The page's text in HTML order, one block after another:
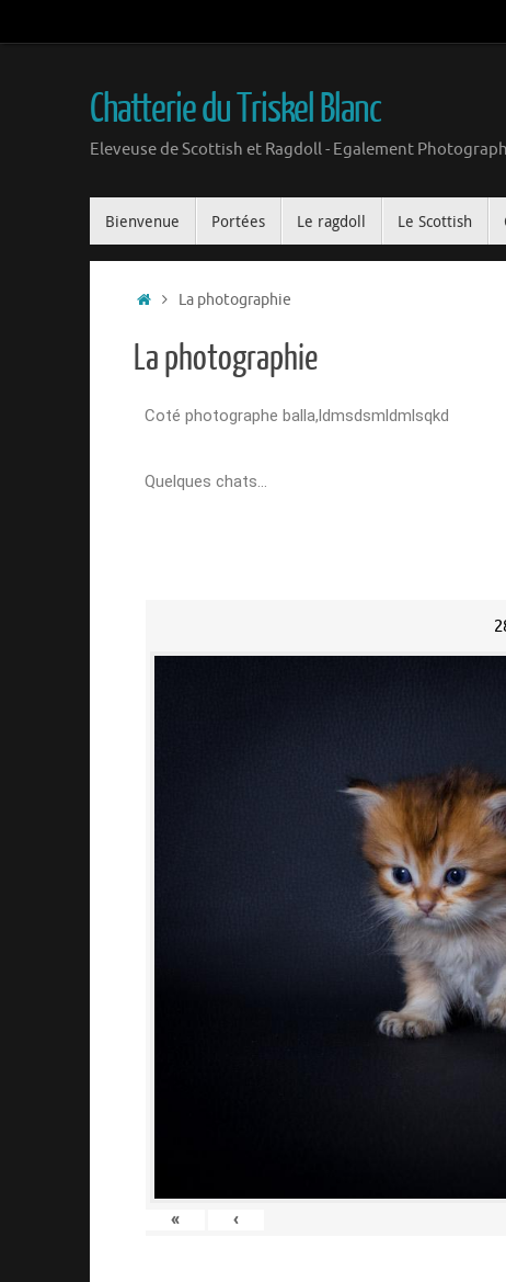
Chatterie du Triskel Blanc
Eleveuse de Scottish et Ragdoll - Egalement
Bienvenue Portées Le ragdoll Le Scottish
La photographie
La photographie
Coté photographe balla,ldmsdsmldmlsqkd
Quelques chats…
« ‹